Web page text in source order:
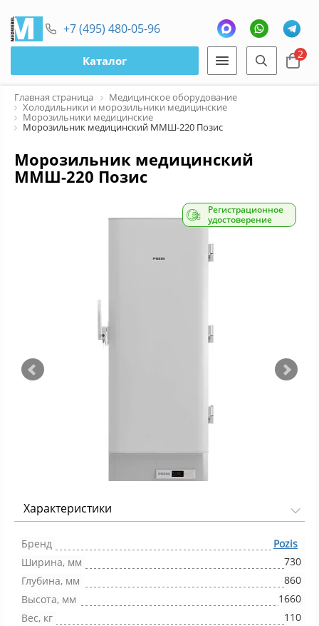
+7 (495) 480-05-96
Каталог 2
Главная страница Медицинское оборудование
Холодильники и морозильники медицинские
Морозильники медицинские
Морозильник медицинский ММШ-220 Позис
Морозильник медицинский
ММШ-220 Позис
Регистрационное
удостоверение
Характеристики
Бренд
Pozis
Ширина, мм
730
Глубина, мм
860
Высота, мм
1660
Вес, кг
110